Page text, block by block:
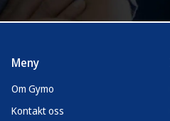
Meny
Om Gymo
Kontakt oss